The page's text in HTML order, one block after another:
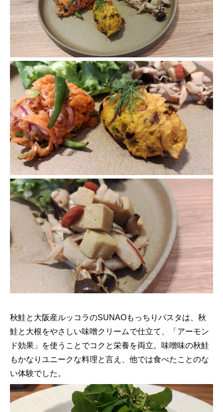
秋鮭と大阪産ルッコラのSUNAOもっちりパスタは、秋
鮭と大根をやさしい味噌クリームで仕立て、「アーモン
ド効果」を使うことでコクと栄養を両立。味噌味の秋鮭
もかなりユニークな料理と言え、他では食べたことのな
い体験でした。